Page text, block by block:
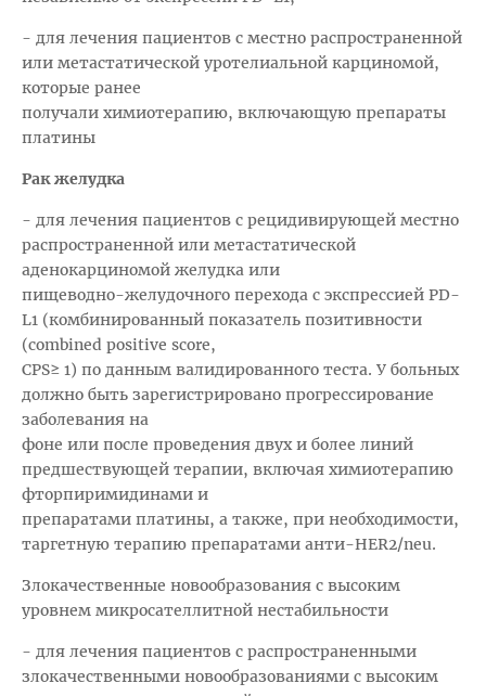
- для лечения пациентов с местно распространенной
или метастатической уротелиальной карциномой,
которые ранее
получали химиотерапию, включающую препараты
платины
Рак желудка
- для лечения пациентов с рецидивирующей местно
распространенной или метастатической
аденокарциномой желудка или
пищеводно-желудочного перехода с экспрессией PD-
L1 (комбинированный показатель позитивности
(combined positive score,
CPS≥ 1) по данным валидированного теста. У больных
должно быть зарегистрировано прогрессирование
заболевания на
фоне или после проведения двух и более линий
предшествующей терапии, включая химиотерапию
фторпиримидинами и
препаратами платины, а также, при необходимости,
таргетную терапию препаратами анти-НЕR2/nеu.
Злокачественные новообразования с высоким
уровнем микросателлитной нестабильности
- для лечения пациентов с распространенными
злокачественными новообразованиями с высоким